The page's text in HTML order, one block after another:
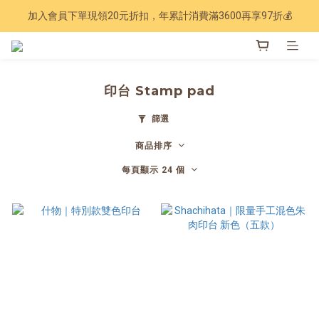
Have a nice trip 🧳 2027手帳季 準備登場
加入會員下單現領20元折扣，年累計消費滿3600再享97折💰
印台 Stamp pad
篩選
商品排序
每頁顯示 24 個